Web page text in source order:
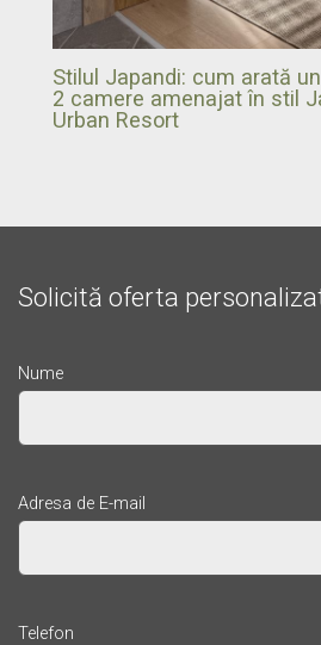
Stilul Japandi: cum arată
2 camere amenajat în stil
Urban Resort
Solicită oferta
Nume
Adresa de E-mail
Telefon